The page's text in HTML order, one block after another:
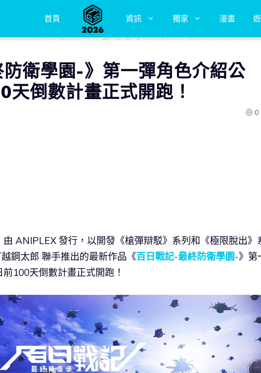
首頁 資訊 獨家 漫畫
防衛學園-》第一彈角色介紹公
天倒數計畫正式開跑！
0
ANIPLEX 發行，以開發《槍彈辯駁》系列和《極限脫出》
鋼太郎 聯手推出的最新作品《百日戰記-最終防衛學園-》第
100天倒數計畫正式開跑！